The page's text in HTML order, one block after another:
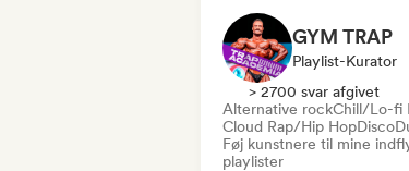
GYM TRAP
Playlist-Kurator
> 2700 svar afgivet
Alternative rockChill/Lo-fi
Cloud Rap/Hip HopDisco
Føj kunstnere til mine
playlister